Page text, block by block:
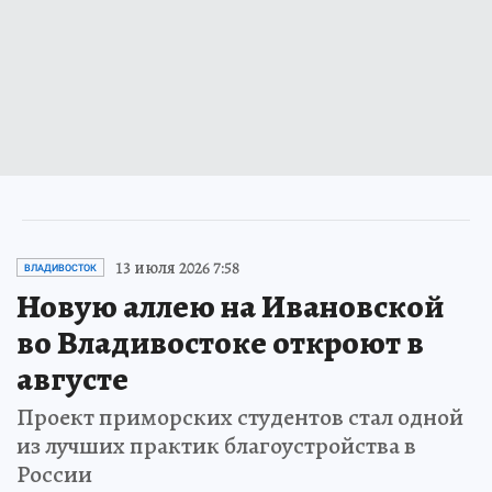
ВЛАДИВОСТОК 13 июля 2026 7:58
Новую аллею на Ивановской
во Владивостоке откроют в
августе
Проект приморских студентов стал одной
из лучших практик благоустройства в
России